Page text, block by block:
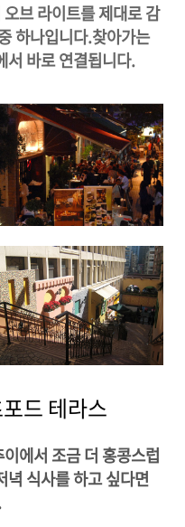
브 라이트를 제대로 감
하나입니다.찾아가는
서 바로 연결됩니다.
드 테라스
에서 조금 더 홍콩스럽
녁 식사를 하고 싶다면